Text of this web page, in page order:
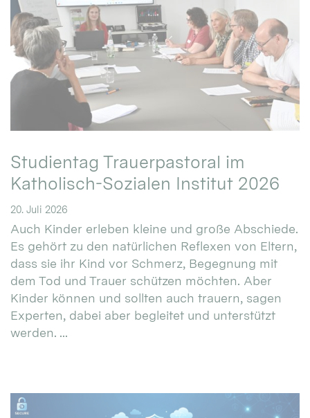
Studientag Trauerpastoral im
Katholisch-Sozialen Institut 2026
20. Juli 2026
Auch Kinder erleben kleine und große Abschiede.
Es gehört zu den natürlichen Reflexen von Eltern,
dass sie ihr Kind vor Schmerz, Begegnung mit
dem Tod und Trauer schützen möchten. Aber
Kinder können und sollten auch trauern, sagen
Experten, dabei aber begleitet und unterstützt
werden. ...